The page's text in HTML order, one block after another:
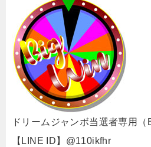
ドリームジャンボ当選者専用（
【LINE ID】@110ikfhr